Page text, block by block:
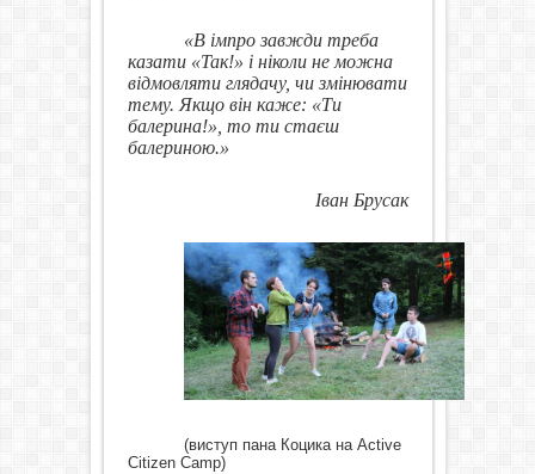
«В імпро завжди треба
казати «Так!» і ніколи не можна
відмовляти глядачу, чи змінювати
тему. Якщо він каже: «Ти
балерина!», то ти стаєш
балериною.»
Іван Брусак
(виступ пана Коцика на Active
Citizen Camp)